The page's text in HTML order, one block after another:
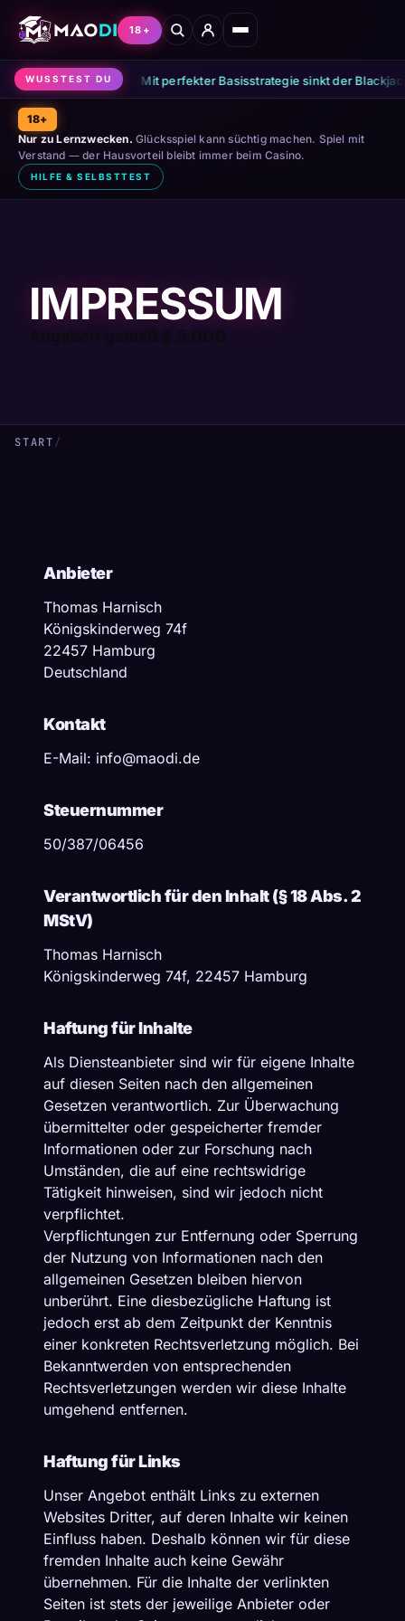
18+
WUSSTEST DU
Unterschied. ● Mit perfekter Basisstrategie sinkt der
18+
Nur zu Lernzwecken. Glücksspiel kann süchtig machen. Spiel mit
Verstand — der Hausvorteil bleibt immer beim Casino.
HILFE & SELBSTTEST
IMPRESSUM
Angaben gemäß § 5 DDG
START/
Anbieter
Thomas Harnisch
Königskinderweg 74f
22457 Hamburg
Deutschland
Kontakt
E-Mail: info@maodi.de
Steuernummer
50/387/06456
Verantwortlich für den Inhalt (§ 18 Abs. 2
MStV)
Thomas Harnisch
Königskinderweg 74f, 22457 Hamburg
Haftung für Inhalte
Als Diensteanbieter sind wir für eigene Inhalte
auf diesen Seiten nach den allgemeinen
Gesetzen verantwortlich. Zur Überwachung
übermittelter oder gespeicherter fremder
Informationen oder zur Forschung nach
Umständen, die auf eine rechtswidrige
Tätigkeit hinweisen, sind wir jedoch nicht
verpflichtet.
Verpflichtungen zur Entfernung oder Sperrung
der Nutzung von Informationen nach den
allgemeinen Gesetzen bleiben hiervon
unberührt. Eine diesbezügliche Haftung ist
jedoch erst ab dem Zeitpunkt der Kenntnis
einer konkreten Rechtsverletzung möglich. Bei
Bekanntwerden von entsprechenden
Rechtsverletzungen werden wir diese Inhalte
umgehend entfernen.
Haftung für Links
Unser Angebot enthält Links zu externen
Websites Dritter, auf deren Inhalte wir keinen
Einfluss haben. Deshalb können wir für diese
fremden Inhalte auch keine Gewähr
übernehmen. Für die Inhalte der verlinkten
Seiten ist stets der jeweilige Anbieter oder